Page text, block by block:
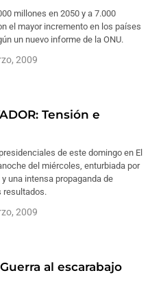
millones en 2050 y a 7.000
el mayor incremento en los países
un nuevo informe de la ONU.
2009
Tensión e
de este domingo en El
del miércoles, enturbiada por
una intensa propaganda de
resultados.
2009
al escarabajo